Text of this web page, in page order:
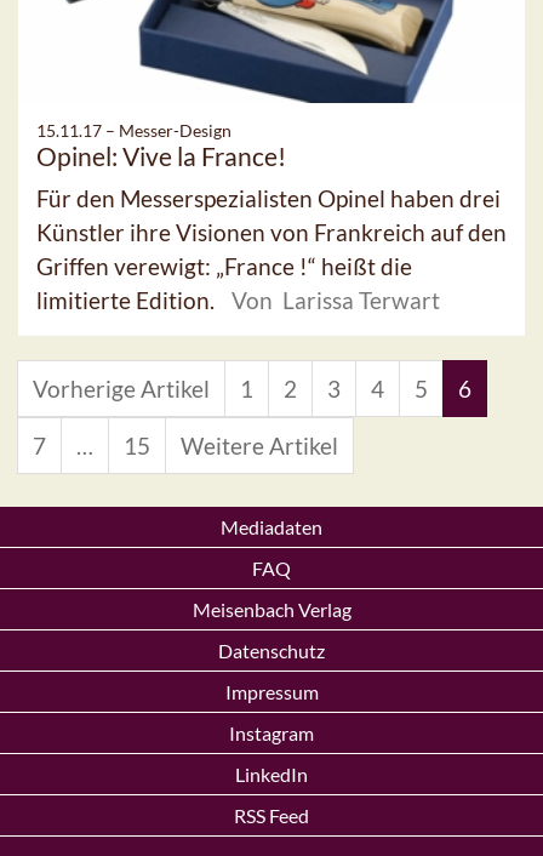
15.11.17 – Messer-Design
Opinel: Vive la France!
Für den Messerspezialisten Opinel haben drei
Künstler ihre Visionen von Frankreich auf den
Griffen verewigt: „France !“ heißt die
limitierte Edition.
Von Larissa Terwart
Vorherige Artikel 1 2 3 4 5 6
7 … 15 Weitere Artikel
Mediadaten
FAQ
Meisenbach Verlag
Datenschutz
Impressum
Instagram
LinkedIn
RSS Feed